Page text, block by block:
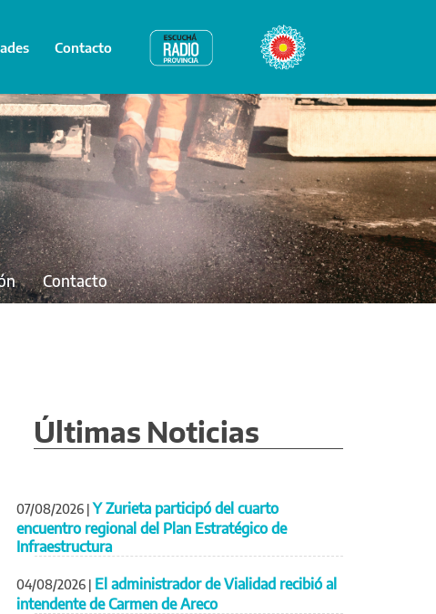
Contacto Radio Provincia Bicentenario
Contacto
Últimas Noticias
07/08/2026 | Y Zurieta participó del cuarto
encuentro regional del Plan Estratégico de
Infraestructura
04/08/2026 | El administrador de Vialidad recibió al
intendente de Carmen de Areco